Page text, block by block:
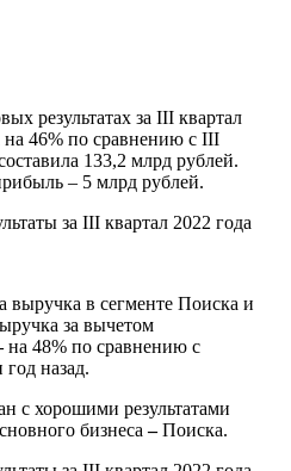
результатах за III квартал
46% по сравнению с III
133,2 млрд рублей.
– 5 млрд рублей.
выручка в сегменте Поиска и
за вычетом
на 48% по сравнению с
назад.
с хорошими результатами
бизнеса–Поиска.